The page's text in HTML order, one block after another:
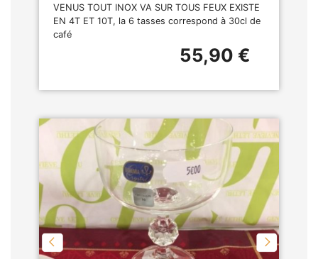
VENUS TOUT INOX VA SUR TOUS FEUX EXISTE
EN 4T ET 10T, la 6 tasses correspond à 30cl de
café
55,90 €